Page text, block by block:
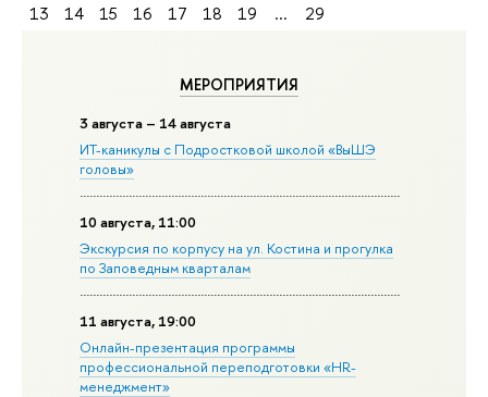
МЕРОПРИЯТИЯ
3 августа – 14 августа
ИТ-каникулы с Подростковой школой «ВыШЭ
головы»
10 августа, 11:00
Экскурсия по корпусу на ул. Костина и прогулка
по Заповедным кварталам
11 августа, 19:00
Онлайн-презентация программы
профессиональной переподготовки «HR-
менеджмент»
13
14 15 16 17 18 19 ... 29